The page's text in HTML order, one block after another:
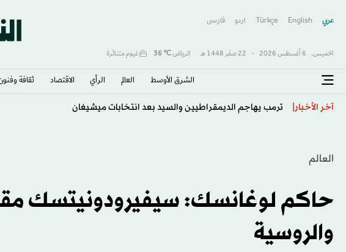
عربي English
Türkçe اردو فارسى
الخميس, 6 أغسطس 2026 - 22 صفَر 1448 هـ الرياض℃
36 غيوم متناثرة
الشرق الأوسط​ العالم الرأي الاقتصاد ثقافة
آخر الأخبار الأهلي يتعاقد مع المدرب الكرواتي بوسيتش حتى صيف 2028
العالم
حاكم لوغانسك: سيفيرودونيتسك
والروسية